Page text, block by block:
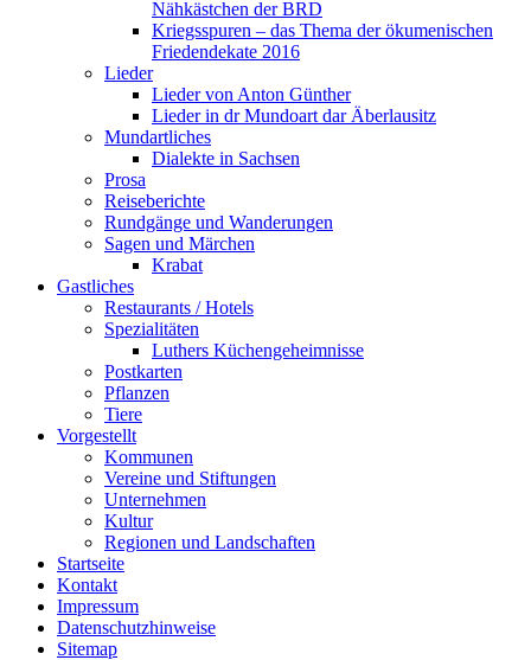
Nähkästchen der BRD
Kriegsspuren – das Thema der ökumenischen
Friedendekate 2016
Lieder
Lieder von Anton Günther
Lieder in dr Mundoart dar Äberlausitz
Mundartliches
Dialekte in Sachsen
Prosa
Reiseberichte
Rundgänge und Wanderungen
Sagen und Märchen
Krabat
Gastliches
Restaurants / Hotels
Spezialitäten
Luthers Küchengeheimnisse
Postkarten
Pflanzen
Tiere
Vorgestellt
Kommunen
Vereine und Stiftungen
Unternehmen
Kultur
Regionen und Landschaften
Startseite
Kontakt
Impressum
Datenschutzhinweise
Sitemap